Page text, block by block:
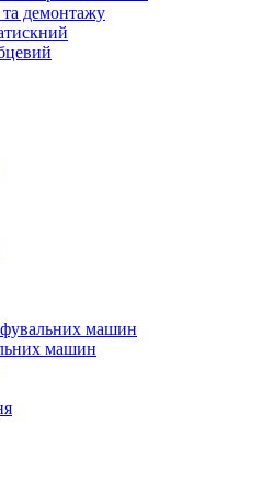
демонтажу
машин
машин